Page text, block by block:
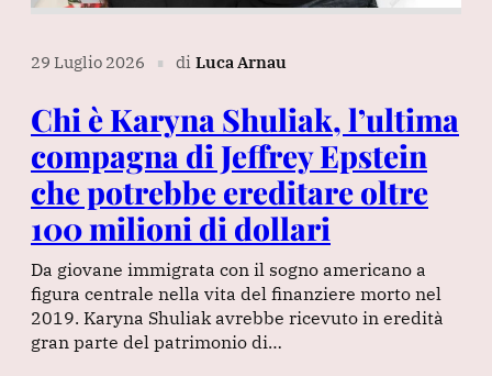
29 Luglio 2026 ∎ di Luca Arnau
Chi è Karyna Shuliak, l’ultima
compagna di Jeffrey Epstein
che potrebbe ereditare oltre
100 milioni di dollari
Da giovane immigrata con il sogno americano a
figura centrale nella vita del finanziere morto nel
2019. Karyna Shuliak avrebbe ricevuto in eredità
gran parte del patrimonio di…